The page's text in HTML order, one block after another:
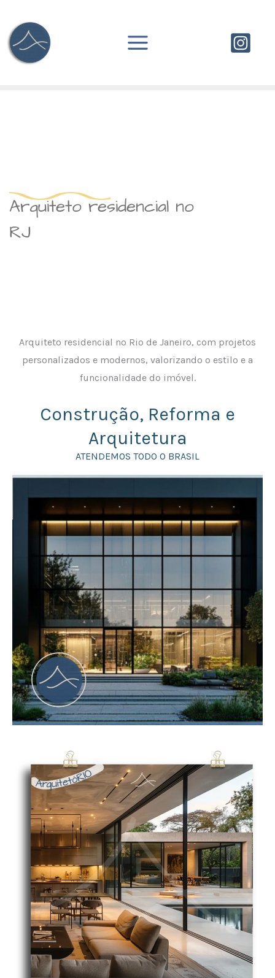
para
conteúdo
Arquiteto residencial no
RJ
Arquiteto residencial no Rio de Janeiro, com projetos
personalizados e modernos, valorizando o estilo e a
funcionalidade do imóvel.
Construção, Reforma e
Arquitetura
ATENDEMOS TODO O BRASIL